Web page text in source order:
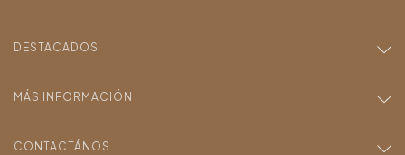
DESTACADOS
MÁS INFORMACIÓN
CONTACTÁNOS